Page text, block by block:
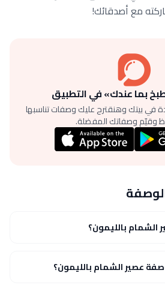
مع أصدقائك!
بما عندك» في التطبيق
في بيتك وهنقترح عليك وصفات تناسبها
وقيّم وصفاتك المفضلة.
بالليمون؟
عصير الشمام بالليمون؟